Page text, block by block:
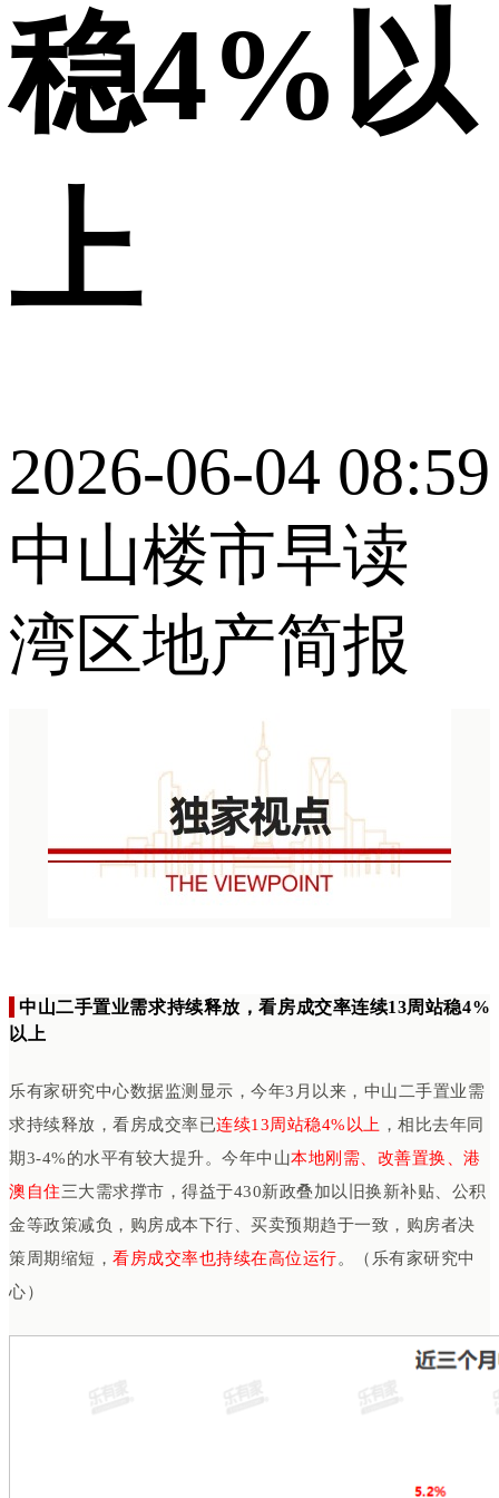
稳4%以
上
2026-06-04 08:59
中山楼市早读
湾区地产简报
中山二手置业需求持续释放 ，看房成交率连续13周站稳4%
以上
乐有家研究中心数据监测显示，今年3月以来，中山二手置业需
求持续释放，看房成交率已连续13周站稳4%以上 ，相比去年同
期3-4%的水平有较大提升。今年中山本地刚需、改善置换、港
澳自住三大需求撑市，得益于430新政叠加以旧换新补贴、公积
金等政策减负，购房成本下行、买卖预期趋于一致，购房者决
策周期缩短， 看房成交率也持续在高位运行。
（乐有家研究中
心）